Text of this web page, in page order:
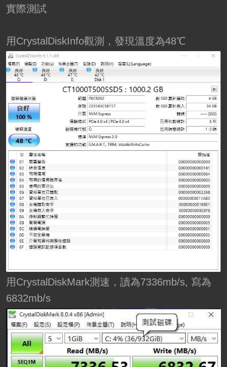
實際測試
用CrystalDiskInfo觀測，發現溫度為48℃
用CrystalDiskMark測速，讀為7336mb/s, 寫為
6832mb/s